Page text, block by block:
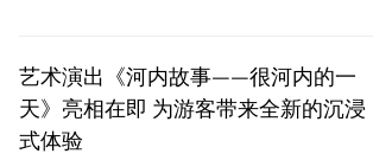
艺术演出《河内故事——很河内的一
天》亮相在即 为游客带来全新的沉浸
式体验